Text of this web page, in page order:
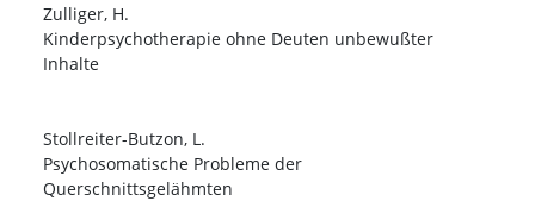
Zulliger, H.
Kinderpsychotherapie ohne Deuten unbewußter
Inhalte
Stollreiter-Butzon, L.
Psychosomatische Probleme der
Querschnittsgelähmten